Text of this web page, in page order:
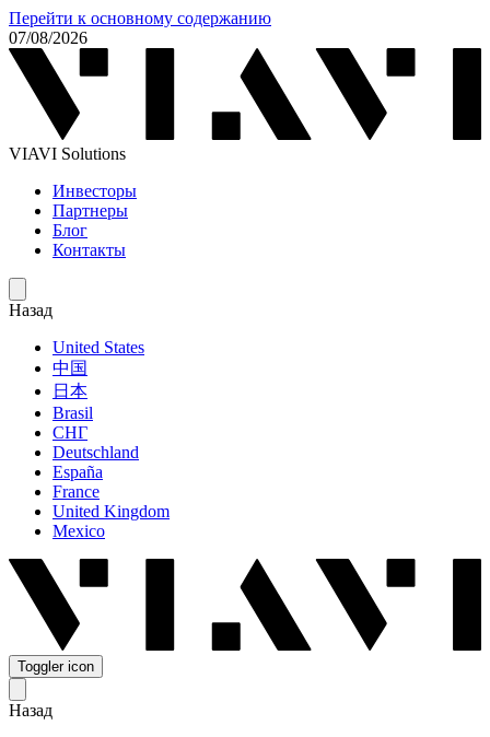
Перейти к основному содержанию
07/08/2026
VIAVI Solutions
Инвесторы
Партнеры
Блог
Контакты
Назад
United States
中国
日本
Brasil
СНГ
Deutschland
España
France
United Kingdom
Mexico
Toggler icon
Назад